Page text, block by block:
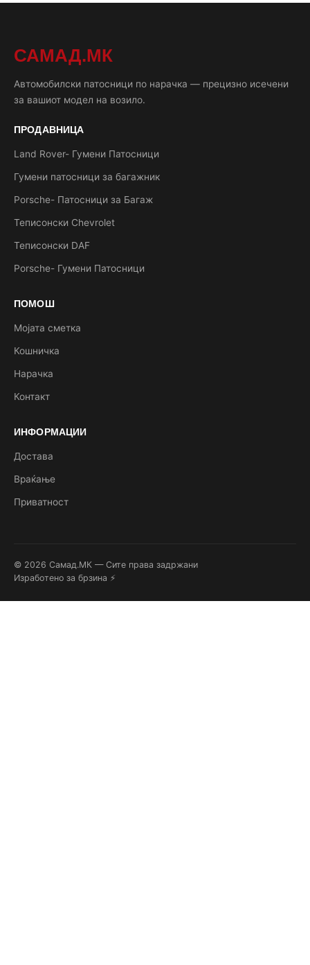
САМАД.МК
Автомобилски патосници по нарачка — прецизно исечени
за вашиот модел на возило.
ПРОДАВНИЦА
Land Rover- Гумени Патосници
Гумени патосници за багажник
Porsche- Патосници за Багаж
Теписонски Chevrolet
Теписонски DAF
Porsche- Гумени Патосници
ПОМОШ
Мојата сметка
Кошничка
Нарачка
Контакт
ИНФОРМАЦИИ
Достава
Враќање
Приватност
© 2026 Самад.МК — Сите права задржани
Изработено за брзина ⚡